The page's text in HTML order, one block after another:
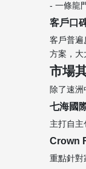
- 一條龍
客戶口
客戶普遍
方案，大
市場
除了速
七海國
主打自主
Crown
重點針對